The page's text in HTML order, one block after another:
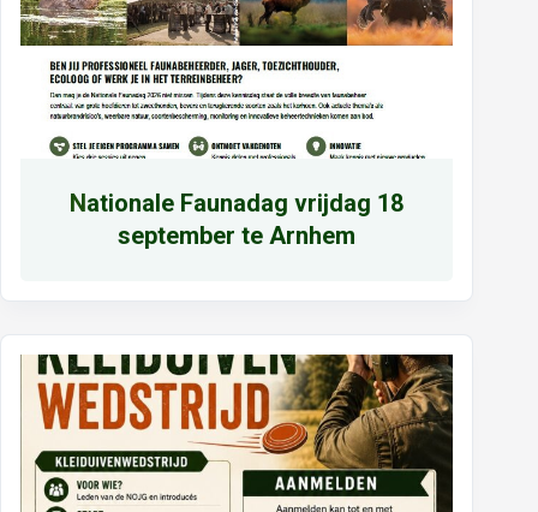
Nationale Faunadag vrijdag 18
september te Arnhem